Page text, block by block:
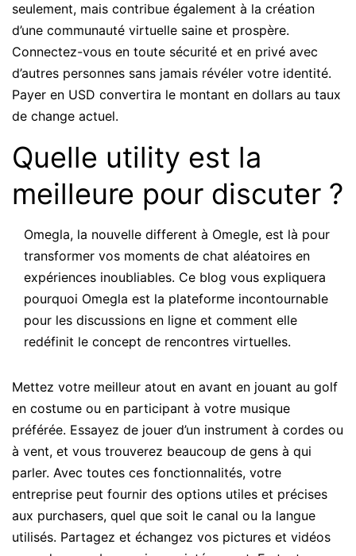
seulement, mais contribue également à la création
d’une communauté virtuelle saine et prospère.
Connectez-vous en toute sécurité et en privé avec
d’autres personnes sans jamais révéler votre identité.
Payer en USD convertira le montant en dollars au taux
de change actuel.
Quelle utility est la
meilleure pour discuter ?
Omegla, la nouvelle different à Omegle, est là pour
transformer vos moments de chat aléatoires en
expériences inoubliables. Ce blog vous expliquera
pourquoi Omegla est la plateforme incontournable
pour les discussions en ligne et comment elle
redéfinit le concept de rencontres virtuelles.
Mettez votre meilleur atout en avant en jouant au golf
en costume ou en participant à votre musique
préférée. Essayez de jouer d’un instrument à cordes ou
à vent, et vous trouverez beaucoup de gens à qui
parler. Avec toutes ces fonctionnalités, votre
entreprise peut fournir des options utiles et précises
aux purchasers, quel que soit le canal ou la langue
utilisés. Partagez et échangez vos pictures et vidéos